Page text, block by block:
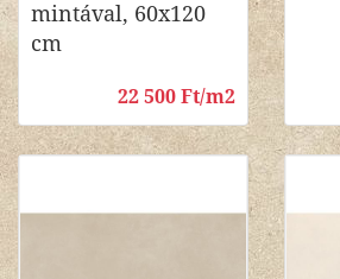
mintával, 60x120
cm
22 500 Ft/m2